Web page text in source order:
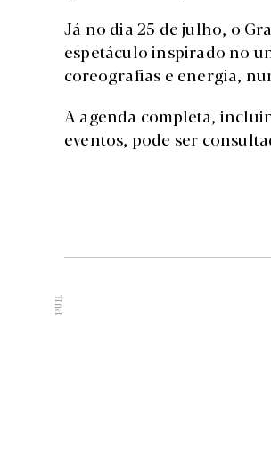
Já no dia 25 de julho, o
espetáculo inspirado no
coreografias e energia,
A agenda completa,
eventos, pode ser
PUB.